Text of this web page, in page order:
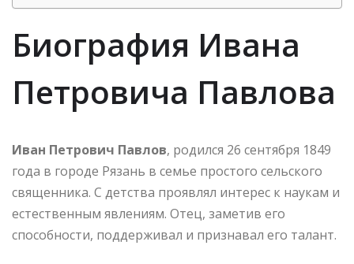
Биография Ивана
Петровича Павлова
Иван Петрович Павлов, родился 26 сентября 1849
года в городе Рязань в семье простого сельского
священника. С детства проявлял интерес к наукам и
естественным явлениям. Отец, заметив его
способности, поддерживал и признавал его талант.